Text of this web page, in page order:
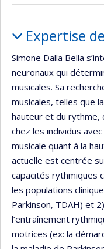
Expertise
Simone Dalla Bella
neuronaux qui
musicales. Sa
musicales, telles que
hauteur et du rythme,
chez les individus
musicale quant à la
actuelle est centrée
capacités rythmiques
les populations
Parkinson, TDAH) et
l’entraînement
motrices (ex: la